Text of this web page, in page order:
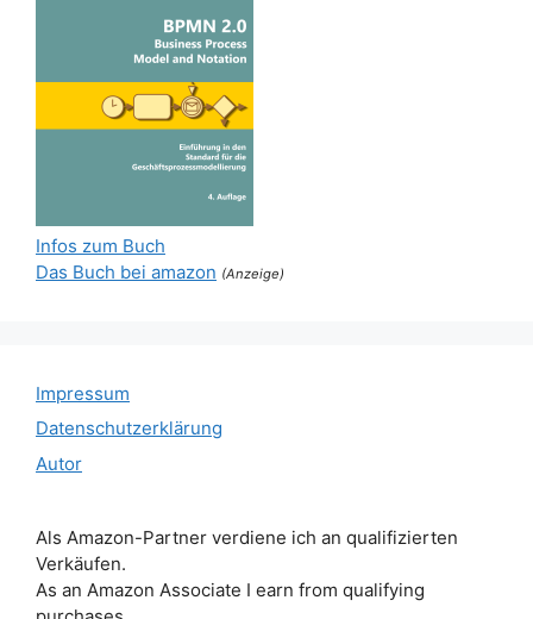
Infos zum Buch
Das Buch bei amazon (Anzeige)
Impressum
Datenschutzerklärung
Autor
Als Amazon-Partner verdiene ich an qualifizierten
Verkäufen.
As an Amazon Associate I earn from qualifying